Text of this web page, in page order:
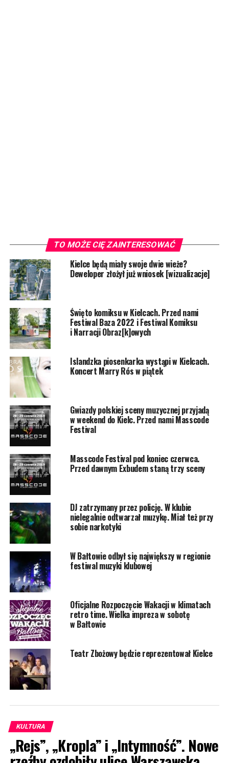
TO MOŻE CIĘ ZAINTERESOWAĆ
Kielce będą miały swoje dwie wieże?
Deweloper złożył już wniosek [wizualizacje]
Święto komiksu w Kielcach. Przed nami
Festiwal Baza 2022 i Festiwal Komiksu
i Narracji Obraz[k]owych
Islandzka piosenkarka wystąpi w Kielcach.
Koncert Marry Rós w piątek
Gwiazdy polskiej sceny muzycznej przyjadą
w weekend do Kielc. Przed nami Masscode
Festival
Masscode Festival pod koniec czerwca.
Przed dawnym Exbudem staną trzy sceny
DJ zatrzymany przez policję. W klubie
nielegalnie odtwarzał muzykę. Miał też przy
sobie narkotyki
W Bałtowie odbył się największy w regionie
festiwal muzyki klubowej
Oficjalne Rozpoczęcie Wakacji w klimatach
retro time. Wielka impreza w sobotę
w Bałtowie
Teatr Zbożowy będzie reprezentował Kielce
KULTURA
„Rejs”, „Kropla” i „Intymność”. Nowe